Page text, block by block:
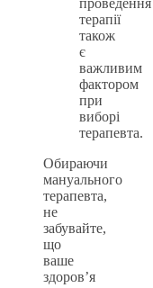
терапії
також
є
важливим
фактором
при
виборі
терапевта.
Обираючи
мануального
терапевта,
не
забувайте,
що
ваше
здоров’я